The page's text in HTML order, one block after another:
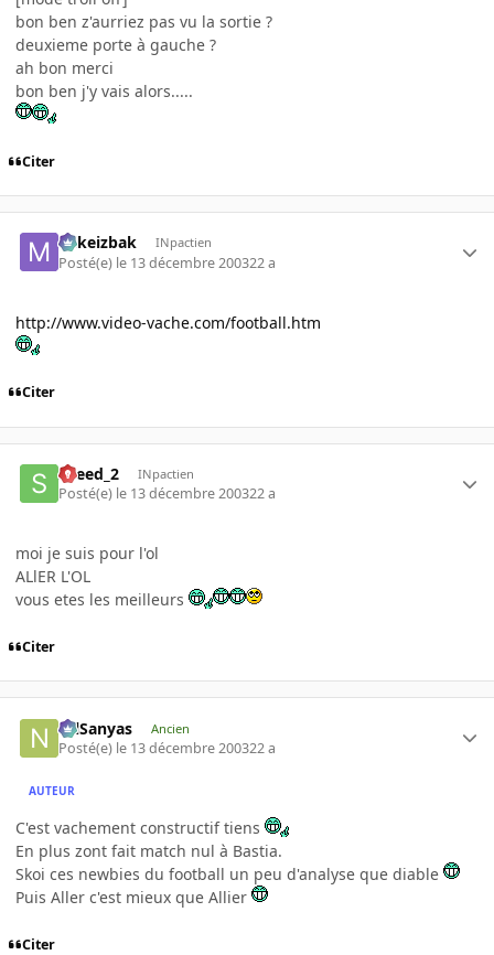
bon ben z'aurriez pas vu la sortie ?
deuxieme porte à gauche ?
ah bon merci
bon ben j'y vais alors.....
Citer
Mikeizbak INpactien
Posté(e) le 13 décembre 200322 a
http://www.video-vache.com/football.htm
Citer
speed_2 INpactien
Posté(e) le 13 décembre 200322 a
moi je suis pour l'ol
ALlER L'OL
vous etes les meilleurs
Citer
NilSanyas Ancien
Posté(e) le 13 décembre 200322 a
AUTEUR
C'est vachement constructif tiens
En plus zont fait match nul à Bastia.
Skoi ces newbies du football un peu d'analyse que diable
Puis Aller c'est mieux que Allier
Citer